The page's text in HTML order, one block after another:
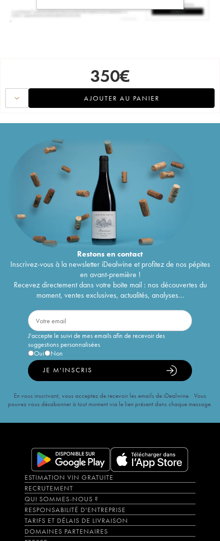
350€
AJOUTER AU PANIER
Restons encontact
Inscrivez-vous à la newsletter iDealwine et profitez de nos pépites
en avant-première !
Recevez directement dans votre boîte mail : nos découvertes du
moment, ventes exclusives, actualités, analyses...
J'accepte le suivi de mes emails afin de recevoir des
suggestions personnalisées
Oui
Non
JE M'INSCRIS
En vous inscrivant, vous acceptez de recevoir les emails de iDealwine. Vous
pouvez vous désabonner à tout moment via le lien présent dans chaque message.
ESTIMATION VIN GRATUITE
RECRUTEMENT
QUI SOMMES-NOUS ?
RESPONSABILITÉ D'ENTREPRISE
TARIFS ET DÉLAIS DE LIVRAISON
DOMAINES PARTENAIRES